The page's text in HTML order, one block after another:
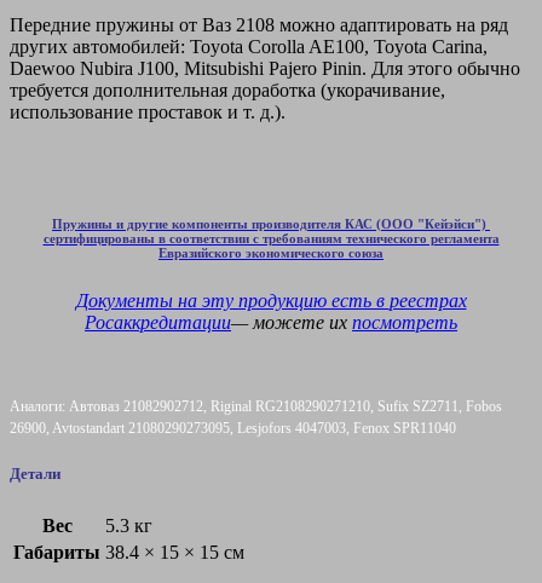
Передние пружины от Ваз 2108 можно адаптировать на ряд
других автомобилей: Toyota Corolla AE100, Toyota Carina,
Daewoo Nubira J100, Mitsubishi Pajero Pinin. Для этого обычно
требуется дополнительная доработка (укорачивание,
использование проставок и т. д.).
Пружины и другие компоненты производителя КАС (ООО "Кейэйси")
сертифицированы в соответствии с требованиям технического регламента
Евразийского экономического союза
Документы на эту продукцию есть в реестрах
Росаккредитации— можете их посмотреть
Аналоги: Автоваз 21082902712, Riginal RG2108290271210, Sufix SZ2711, Fobos
26900, Avtostandart 21080290273095, Lesjofors 4047003, Fenox SPR11040
Детали
Вес
5.3 кг
Габариты 38.4 × 15 × 15 см